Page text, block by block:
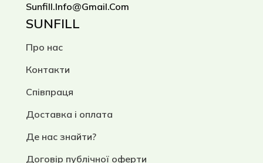
Sunfill.info@gmail.com
SUNFILL
Про нас
Контакти
Співпраця
Доставка і оплата
Де нас знайти?
Договір публічної оферти